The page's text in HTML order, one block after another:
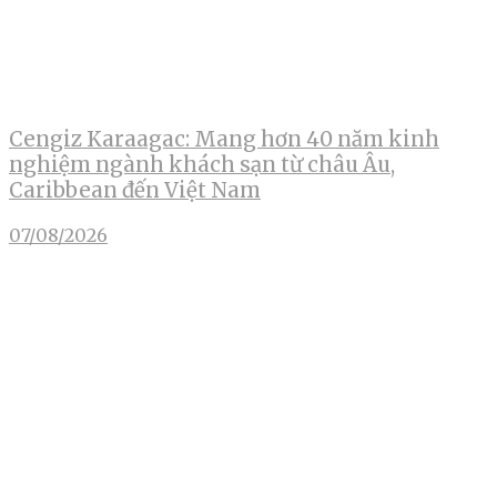
Cengiz Karaagac: Mang hơn 40 năm kinh
nghiệm ngành khách sạn từ châu Âu,
Caribbean đến Việt Nam
07/08/2026